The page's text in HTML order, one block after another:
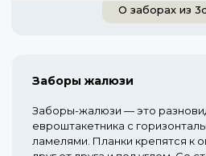
О заборах из
Заборы жалюзи
Заборы-жалюзи — это
евроштакетника с
ламелями. Планки крепятся к